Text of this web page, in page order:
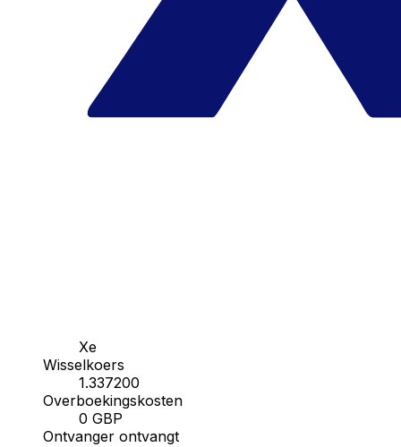
Xe
Wisselkoers
1.337200
Overboekingskosten
0 GBP
Ontvanger ontvangt